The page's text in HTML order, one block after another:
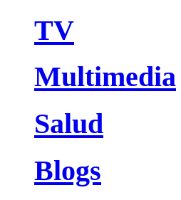
TV
Multimedia
Salud
Blogs